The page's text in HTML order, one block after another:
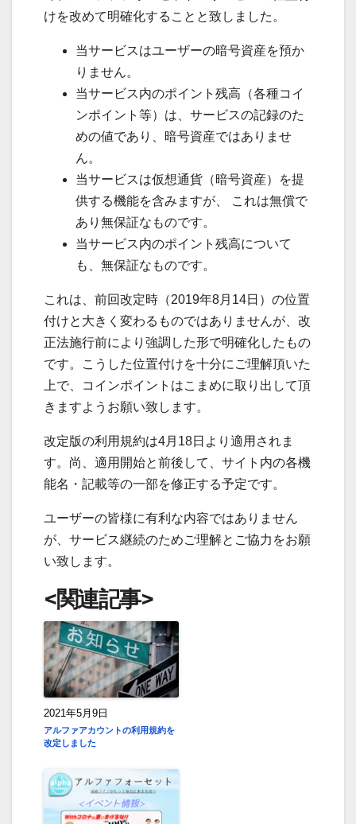
けを改めて明確化することと致しました。
当サービスはユーザーの暗号資産を預か
りません。
当サービス内のポイント残高（各種コイ
ンポイント等）は、サービスの記録のた
めの値であり、暗号資産ではありませ
ん。
当サービスは仮想通貨（暗号資産）を提
供する機能を含みますが、 これは無償で
あり無保証なものです。
当サービス内のポイント残高について
も、無保証なものです。
これは、前回改定時（2019年8月14日）の位置
付けと大きく変わるものではありませんが、改
正法施行前により強調した形で明確化したもの
です。こうした位置付けを十分にご理解頂いた
上で、コインポイントはこまめに取り出して頂
きますようお願い致します。
改定版の利用規約は4月18日より適用されま
す。尚、適用開始と前後して、サイト内の各機
能名・記載等の一部を修正する予定です。
ユーザーの皆様に有利な内容ではありません
が、サービス継続のためご理解とご協力をお願
い致します。
<関連記事>
2021年5月9日
アルファアカウントの利用規約を
改定しました